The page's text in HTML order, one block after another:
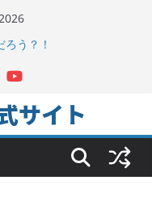
う？！
した！
は「水と緑と風」
サイト